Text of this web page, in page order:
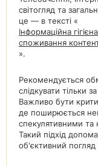
світогляд та
це — в тексті «
Інформаційна
споживання
».
Рекомендується
слідкувати тільки
Важливо бути
де поширюється
спекулятивними
Такий підхід
об'єктивний